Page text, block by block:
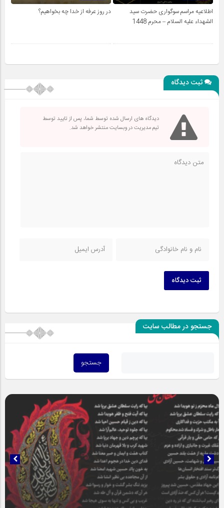
اطلاعیه مراسم سوگواری حضرت سید
الشهداء علیه السلام – محرم 1448
در روز عرفه از خدا چه بخواهیم؟
ثبت دیدگاه
دیدگاه های ارسال شده توسط شما، پس از تایید توسط
تیم مدیریت در وبسایت منتشر خواهد شد.
ثبت دیدگاه
جستجو در مطالب سایت